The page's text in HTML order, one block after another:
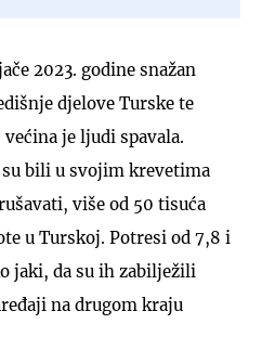
2023. godine snažan
djelove Turske te
je ljudi spavala.
bili u svojim krevetima
više od 50 tisuća
u Turskoj. Potresi od 7,8 i
jaki, da su ih zabilježili
na drugom kraju